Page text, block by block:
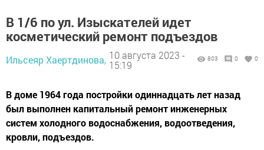
В 1/6 по ул. Изыскателей идет
косметический ремонт подъездов
Ильсеяр Хаертдинова, 10 августа 2023 -
15:19
803 0 0
В доме 1964 года постройки одиннадцать лет назад
был выполнен капитальный ремонт инженерных
систем холодного водоснабжения, водоотведения,
кровли, подъездов.